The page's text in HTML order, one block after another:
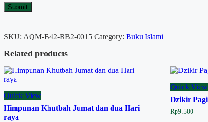
SKU: AQM-B42-RB2-0015 Category: Buku Islami
Related products
Quick View
Himpunan Khutbah Jumat dan dua Hari
raya
Quick View
Dzikir
Rp9.500